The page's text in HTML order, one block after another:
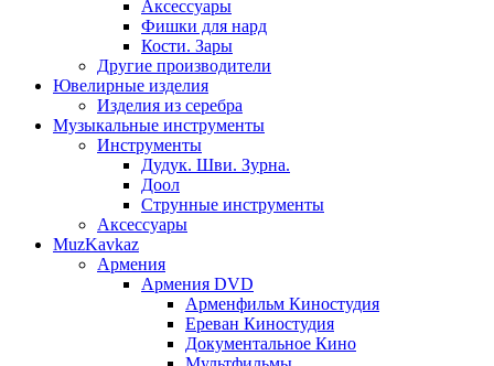
Аксессуары
Фишки для нард
Кости. Зары
Другие производители
Ювелирные изделия
Изделия из серебра
Музыкальные инструменты
Инструменты
Дудук. Шви. Зурна.
Доол
Струнные инструменты
Аксессуары
MuzKavkaz
Армения
Армения DVD
Арменфильм Киностудия
Ереван Киностудия
Документальное Кино